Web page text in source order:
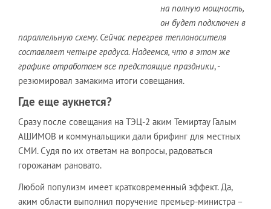
на полную мощность,
он будет подключен в
параллельную схему. Сейчас перегрев теплоносителя
составляет четыре градуса. Надеемся, что в этом же
графике отработаем все предстоящие праздники, -
резюмировал замакима итоги совещания.
Где еще аукнется?
Сразу после совещания на ТЭЦ-2 аким Темиртау Галым
АШИМОВ и коммунальщики дали брифинг для местных
СМИ. Судя по их ответам на вопросы, радоваться
горожанам рановато.
Любой популизм имеет кратковременный эффект. Да,
аким области выполнил поручение премьер-министра –